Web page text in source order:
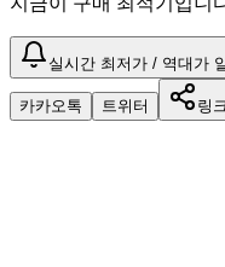
실시간 최저가 / 역대가
카카오톡 트위터 링